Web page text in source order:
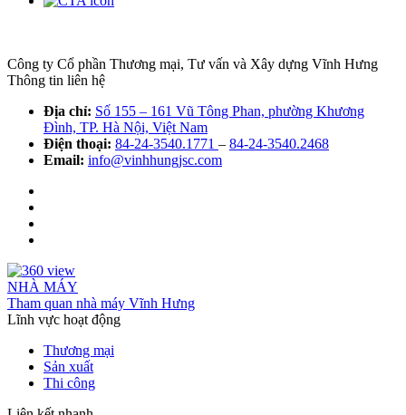
Công ty Cổ phần Thương mại, Tư vấn và Xây dựng Vĩnh Hưng
Thông tin liên hệ
Địa chỉ: Số 155 – 161 Vũ Tông Phan, phường Khương
Đình, TP. Hà Nội, Việt Nam
Điện thoại: 84-24-3540.1771 – 84-24-3540.2468
Email: info@vinhhungjsc.com
NHÀ MÁY
Tham quan nhà máy Vĩnh Hưng
Lĩnh vực hoạt động
Thương mại
Sản xuất
Thi công